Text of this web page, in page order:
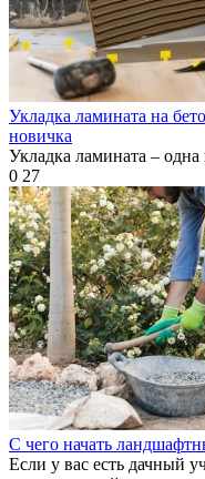
Укладка ламината на
новичка
Укладка ламината –
0 27
С чего начать
Если у вас есть дачный